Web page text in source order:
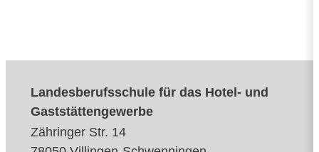
Landesberufsschule für das Hotel- und
Gaststättengewerbe
Zähringer Str. 14